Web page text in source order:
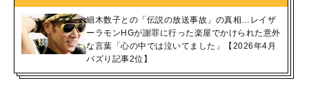
細木数子との「伝説の放送事故」の真相…レイザ
ーラモンHGが謝罪に行った楽屋でかけられた意外
な言葉「心の中では泣いてました」【2026年4月
バズり記事2位】